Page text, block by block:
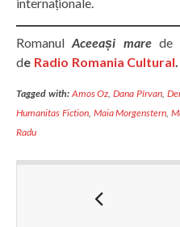
internaționale.
RomanulAceeași marede
de Radio Romania Cultural.
Tagged with:Amos Oz,Dana Pîrvan,
Humanitas Fiction, Maia Morgenstern,
Radu